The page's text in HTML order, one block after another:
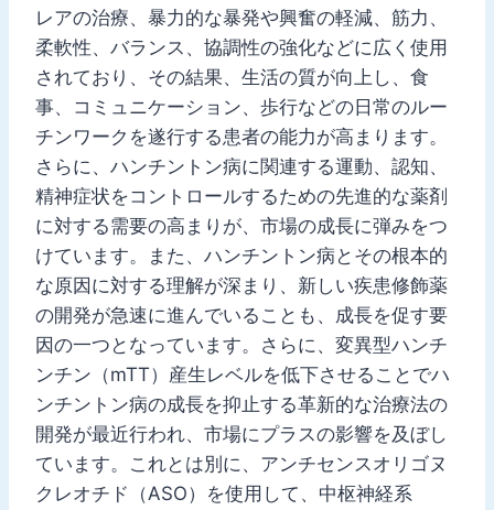
レアの治療、暴力的な暴発や興奮の軽減、筋力、
柔軟性、バランス、協調性の強化などに広く使用
されており、その結果、生活の質が向上し、食
事、コミュニケーション、歩行などの日常のルー
チンワークを遂行する患者の能力が高まります。
さらに、ハンチントン病に関連する運動、認知、
精神症状をコントロールするための先進的な薬剤
に対する需要の高まりが、市場の成長に弾みをつ
けています。また、ハンチントン病とその根本的
な原因に対する理解が深まり、新しい疾患修飾薬
の開発が急速に進んでいることも、成長を促す要
因の一つとなっています。さらに、変異型ハンチ
ンチン（mTT）産生レベルを低下させることでハ
ンチントン病の成長を抑止する革新的な治療法の
開発が最近行われ、市場にプラスの影響を及ぼし
ています。これとは別に、アンチセンスオリゴヌ
クレオチド（ASO）を使用して、中枢神経系